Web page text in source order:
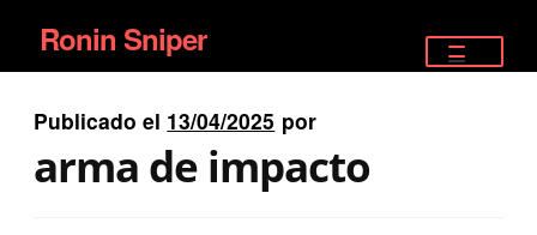
Ir
a
la
navegación
Ir
al
contenido
Ronin Sniper
EQUIPAMIENTO ÉLITE
Publicado el 13/04/2025 por
arma de impacto